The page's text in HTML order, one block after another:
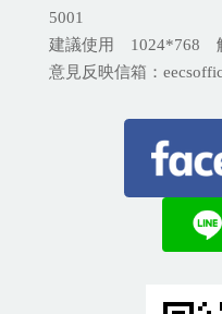
5001
建議使用 1024*768
意見反映信箱：